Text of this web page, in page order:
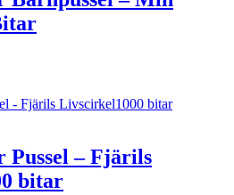
Pussel – Fjärils
bitar